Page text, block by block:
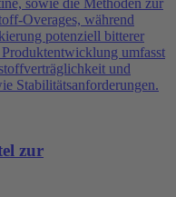
Overages, während
potenziell bitterer
umfasst
und
Stabilitätsanforderungen.
zur